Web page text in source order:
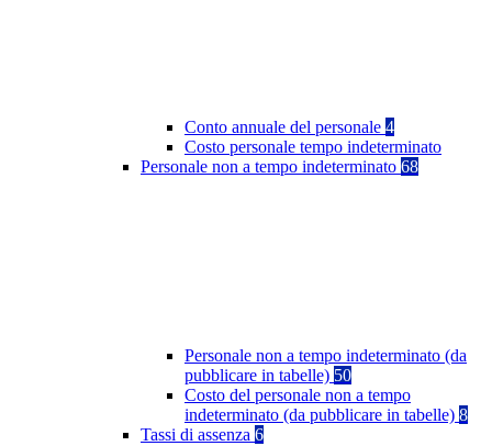
Conto annuale del personale 4
Costo personale tempo indeterminato
Personale non a tempo indeterminato 68
Personale non a tempo indeterminato (da
pubblicare in tabelle) 50
Costo del personale non a tempo
indeterminato (da pubblicare in tabelle) 8
Tassi di assenza 6